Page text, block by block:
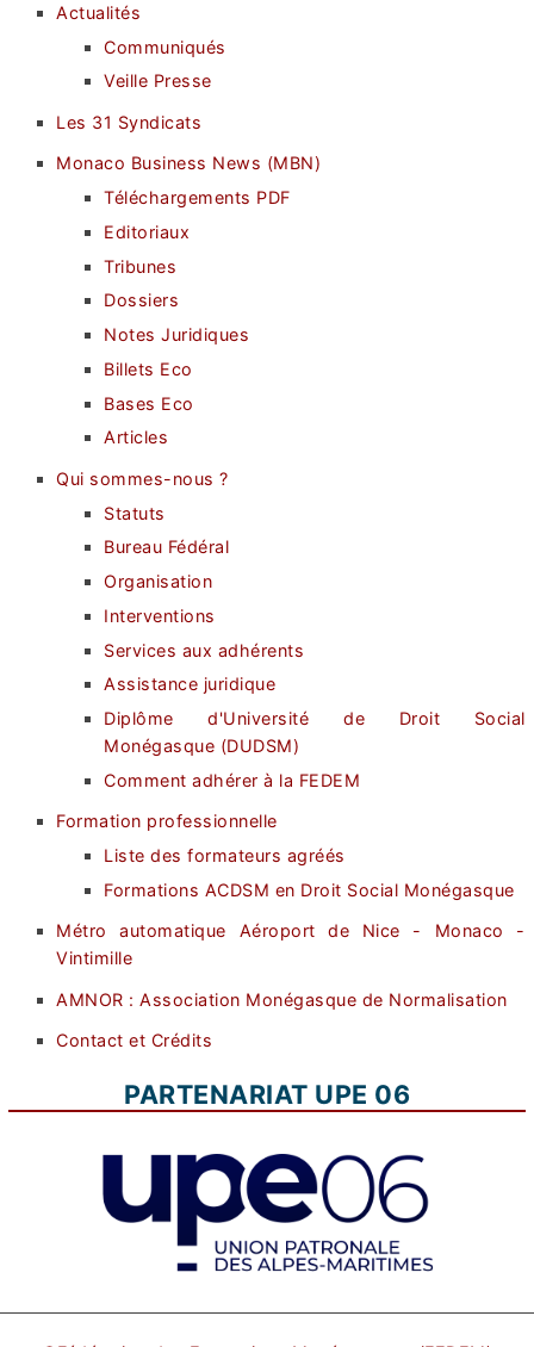
Actualités
Communiqués
Veille Presse
Les 31 Syndicats
Monaco Business News (MBN)
Téléchargements PDF
Editoriaux
Tribunes
Dossiers
Notes Juridiques
Billets Eco
Bases Eco
Articles
Qui sommes-nous ?
Statuts
Bureau Fédéral
Organisation
Interventions
Services aux adhérents
Assistance juridique
Diplôme d'Université de Droit Social
Monégasque (DUDSM)
Comment adhérer à la FEDEM
Formation professionnelle
Liste des formateurs agréés
Formations ACDSM en Droit Social Monégasque
Métro automatique Aéroport de Nice - Monaco -
Vintimille
AMNOR : Association Monégasque de Normalisation
Contact et Crédits
PARTENARIAT UPE 06